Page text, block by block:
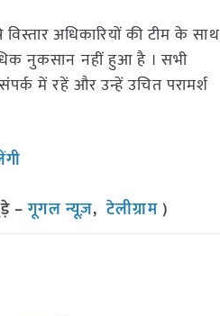
अधिकारियों की टीम के साथ
नुकसान नहीं हुआ है । सभी
में रहें और उन्हें उचित परामर्श
–गूगल न्यूज़,टेलीग्राम)